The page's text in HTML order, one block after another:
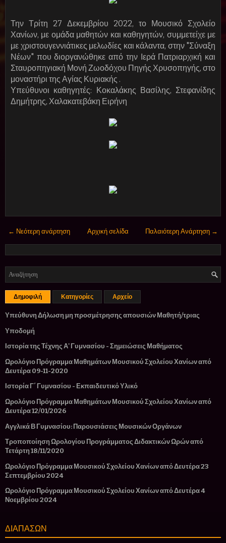
Την Τρίτη 27 Δεκεμβρίου 2022, το Μουσικό Σχολείο
Χανίων, με ομάδα μαθητών και καθηγητών, συμμετείχε με
με χριστουγεννιάτικες μελωδίες και κάλαντα, στην "Σύναξη
Νέων" που διοργανώθηκε από την Ιερά Πατριαρχική και
Σταυροπηγιακή Μονή Ζωοδόχου Πηγής Χρυσοπηγής, στο
μοναστήρι της Αγίας Κυριακής .
Υπεύθυνοι καθηγητές: Κοκαλάκης Βασίλης, Στεφανίδης
Δημήτρης, Χαλακατεβάκη Ειρήνη
← Νεότερη ανάρτηση Παλαιότερη Ανάρτηση →
Αρχική σελίδα
Δημοφιλή Κατηγορίες Αρχείο
Υπεύθυνη Δήλωση μη προσμέτρησης απουσιών Μαθητή/τριας
Υποδομή
Ιστορία της Τέχνης Α' Γυμνασίου - Σημειώσεις Μαθήματος
Ωρολόγιο Πρόγραμμα Μαθημάτων Μουσικού Σχολείου Χανίων από
Δευτέρα 09-11-2020
Ιστορία Γ΄ Γυμνασίου - Εκπαιδευτικό Υλικό
Ωρολόγιο Πρόγραμμα Μαθημάτων Μουσικού Σχολείου Χανίων από
Δευτέρα 12/01/2026
Αγγλικά Β Γυμνασίου: Παρουσιάσεις Μουσικών Οργάνων
Τροποποίηση Ωρολογίου Προγράμματος Διδακτικών Ωρών από
Τετάρτη 18/11/2020
Ωρολόγιο Πρόγραμμα Μουσικού Σχολείου Χανίων από Δευτέρα 23
Σεπτεμβρίου 2024
Ωρολόγιο Πρόγραμμα Μουσικού Σχολείου Χανίων από Δευτέρα 4
Νοεμβρίου 2024
ΔΙΑΠΑΣΩΝ